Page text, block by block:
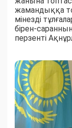
жамандыққа
мінезді
бірен-
перзенті